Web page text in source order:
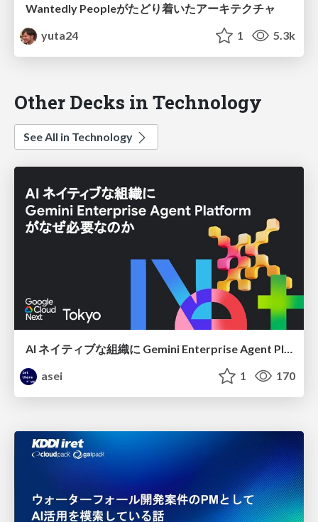
Wantedly Peopleがたどり着いたアーキテクチャ
yuta24
1 5.3k
Other Decks in Technology
See All in Technology
AI ネイティブな組織に Gemini Enterprise Agent Platform がなぜ必要なのか
asei
1 170